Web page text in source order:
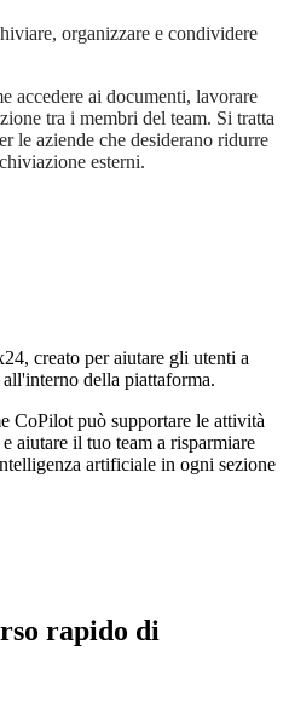
organizzare e condividere
accedere ai documenti, lavorare
tra i membri del team. Si tratta
le aziende che desiderano ridurre
esterni.
creato per aiutare gli utenti a
della piattaforma.
CoPilot può supportare le attività
aiutare il tuo team a risparmiare
artificiale in ogni sezione
rapido di